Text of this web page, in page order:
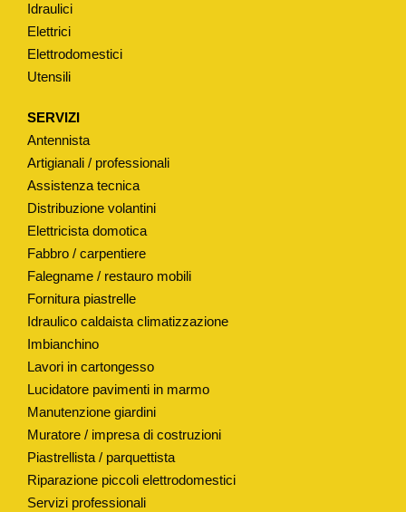
O
N
A
E
T
P
O
M
A
M
H
4
2
M
Idraulici
Elettrici
Elettrodomestici
Utensili
SERVIZI
Antennista
Artigianali / professionali
Assistenza tecnica
Distribuzione volantini
Elettricista domotica
Fabbro / carpentiere
Falegname / restauro mobili
Fornitura piastrelle
Idraulico caldaista climatizzazione
Imbianchino
Lavori in cartongesso
Lucidatore pavimenti in marmo
Manutenzione giardini
Muratore / impresa di costruzioni
Piastrellista / parquettista
Riparazione piccoli elettrodomestici
Servizi professionali